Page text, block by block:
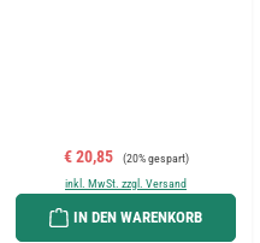
Verkaufspreis:
€ 20,85 Regulärer Preis:
(20% gespart)
inkl. MwSt. zzgl. Versand
IN DEN WARENKORB